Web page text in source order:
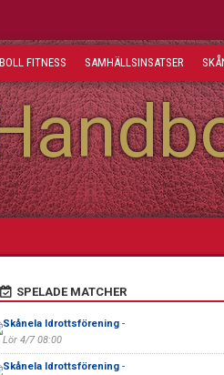
FITNESS SAMHÄLLSINSATSER
SPELADE MATCHER
Skånela Idrottsförening-
Lör 4/7 08:00
Skånela Idrottsförening-